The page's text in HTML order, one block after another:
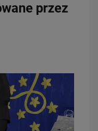
przez